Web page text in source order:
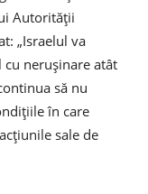
Autorităţii
„Israelul va
neruşinare atât
să nu
în care
sale de